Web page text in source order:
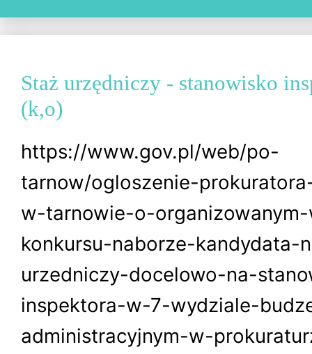
Staż urzędniczy - stanowisko
(k,o)
https://www.gov.pl/web/po-
tarnow/ogloszenie-
w-tarnowie-o-
konkursu-naborze-kandydata-
urzedniczy-docelowo-na-
inspektora-w-7-wydziale-
administracyjnym-w-